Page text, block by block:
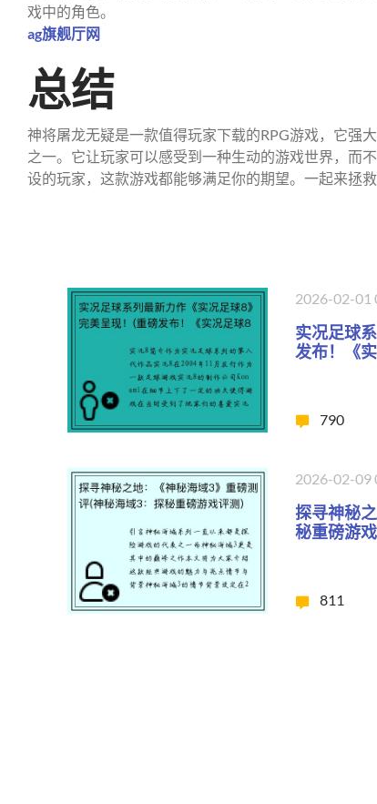
戏中的角色。
ag旗舰厅网
总结
神将屠龙无疑是一款值得玩家下载的RPG游戏，它强
之一。它让玩家可以感受到一种生动的游戏世界，而
设的玩家，这款游戏都能够满足你的期望。一起来拯
2026-02-01
实况足球
发布！《
790
2026-02-09
探寻神秘
秘重磅游
811